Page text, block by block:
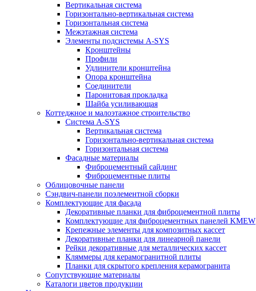
Вертикальная система
Горизонтально-вертикальная система
Горизонтальная система
Межэтажная система
Элементы подсистемы A-SYS
Кронштейны
Профили
Удлинители кронштейна
Опора кронштейна
Соединители
Паронитовая прокладка
Шайба усиливающая
Коттеджное и малоэтажное строительство
Система A-SYS
Вертикальная система
Горизонтально-вертикальная система
Горизонтальная система
Фасадные материалы
Фиброцементный сайдинг
Фиброцементные плиты
Облицовочные панели
Сэндвич-панели поэлементной сборки
Комплектующие для фасада
Декоративные планки для фиброцементной плиты
Комплектующие для фиброцементных панелей KMEW
Крепежные элементы для композитных кассет
Декоративные планки для линеарной панели
Рейки декоративные для металлических кассет
Кляммеры для керамогранитной плиты
Планки для скрытого крепления керамогранита
Сопутствующие материалы
Каталоги цветов продукции